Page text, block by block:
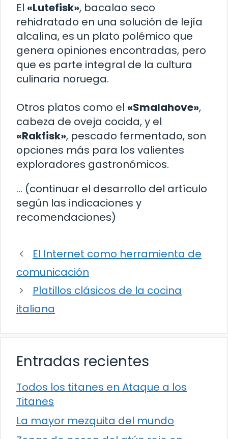
El «Lutefisk», bacalao seco
rehidratado en una solución de lejía
alcalina, es un plato polémico que
genera opiniones encontradas, pero
que es parte integral de la cultura
culinaria noruega.
Otros platos como el «Smalahove»,
cabeza de oveja cocida, y el
«Rakfisk», pescado fermentado, son
opciones más para los valientes
exploradores gastronómicos.
… (continuar el desarrollo del artículo
según las indicaciones y
recomendaciones)
El Internet como herramienta de
comunicación
Platillos clásicos de la cocina
italiana
Entradas recientes
Todos los titanes en Ataque a los
Titanes
La mayor mezquita del mundo